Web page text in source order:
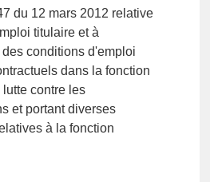
du 12 mars 2012 relative
titulaire et à
des conditions d'emploi
dans la fonction
contre les
et portant diverses
à la fonction